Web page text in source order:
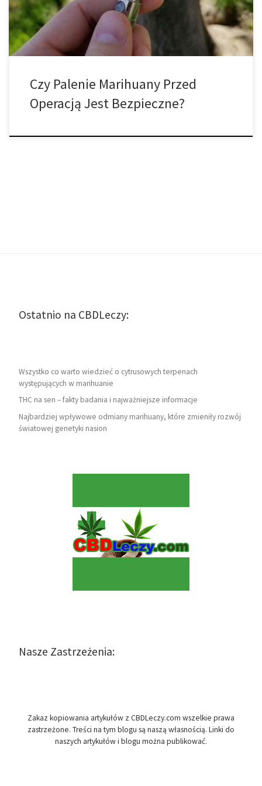
pomóc Ci zachować bezpieczeństwo podczas […]
Czy Palenie Marihuany Przed
Operacją Jest Bezpieczne?
Ostatnio na CBDLeczy:
Wszystko co warto wiedzieć o cytrusowych terpenach
występujących w marihuanie
THC na sen – fakty badania i najważniejsze informacje
Najbardziej wpływowe odmiany marihuany, które zmieniły rozwój
światowej genetyki nasion
Nasze Zastrzeżenia:
Zakaz kopiowania artykułów z CBDLeczy.com wszelkie prawa
zastrzeżone. Treści na tym blogu są naszą własnością. Linki do
naszych artykułów i blogu można publikować.